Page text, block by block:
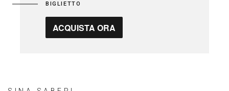
BIGLIETTO
ACQUISTA ORA